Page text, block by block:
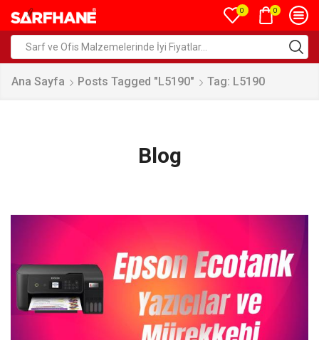
0 0
Ana Sayfa Posts Tagged "L5190" Tag: L5190
Blog